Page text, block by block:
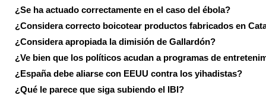
¿Se ha actuado correctamente en el caso del ébola?
¿Considera correcto boicotear productos fabricados en
¿Considera apropiada la dimisión de Gallardón?
¿Ve bien que los políticos acudan a programas de
¿España debe aliarse con EEUU contra los yihadistas?
¿Qué le parece que siga subiendo el IBI?